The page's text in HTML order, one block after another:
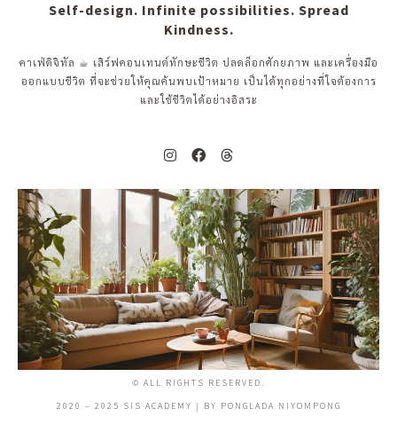
Self-design. Infinite possibilities. Spread
Kindness.
คาเฟ่ดิจิทัล ☕︎ เสิร์ฟคอนเทนต์ทักษะชีวิต ปลดล็อกศักยภาพ และเครื่องมือ
ออกแบบชีวิต ที่จะช่วยให้คุณค้นพบเป้าหมาย เป็นได้ทุกอย่างที่ใจต้องการ
และใช้ชีวิตได้อย่างอิสระ
© ALL RIGHTS RESERVED.
2020 – 2025 SIS ACADEMY | BY PONGLADA NIYOMPONG